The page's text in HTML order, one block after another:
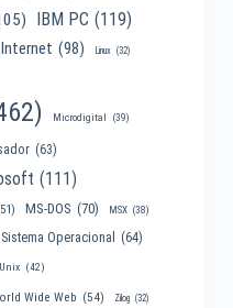
IBM PC (119)
Internet (98) Linux (32)
Microdigital (39)
(63)
(111)
MS-DOS (70) MSX (38)
Sistema Operacional (64)
Unix (42)
Wide Web (54) Zilog (32)